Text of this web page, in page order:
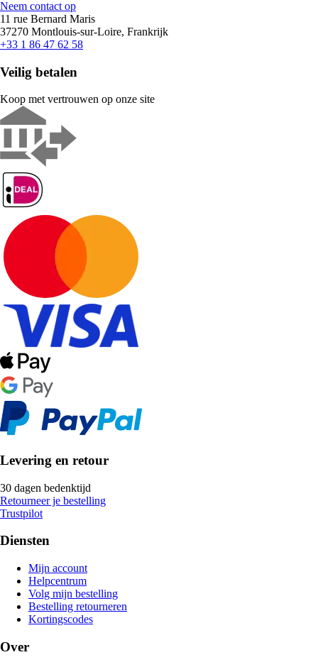
Neem contact op
11 rue Bernard Maris
37270 Montlouis-sur-Loire, Frankrijk
+33 1 86 47 62 58
Veilig betalen
Koop met vertrouwen op onze site
Levering en retour
30 dagen bedenktijd
Retourneer je bestelling
Trustpilot
Diensten
Mijn account
Helpcentrum
Volg mijn bestelling
Bestelling retourneren
Kortingscodes
Over